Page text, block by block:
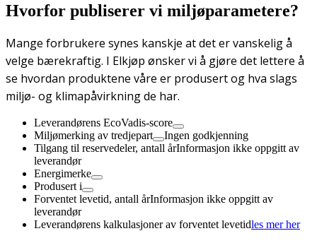
Hvorfor publiserer vi miljøparametere?
Mange forbrukere synes kanskje at det er vanskelig å
velge bærekraftig. I Elkjøp ønsker vi å gjøre det lettere å
se hvordan produktene våre er produsert og hva slags
miljø- og klimapåvirkning de har.
Leverandørens EcoVadis-score
Miljømerking av tredjepart
Ingen godkjenning
Tilgang til reservedeler, antall årInformasjon ikke oppgitt av
leverandør
Energimerke
Produsert i
Forventet levetid, antall årInformasjon ikke oppgitt av
leverandør
Leverandørens kalkulasjoner av forventet levetidles mer her